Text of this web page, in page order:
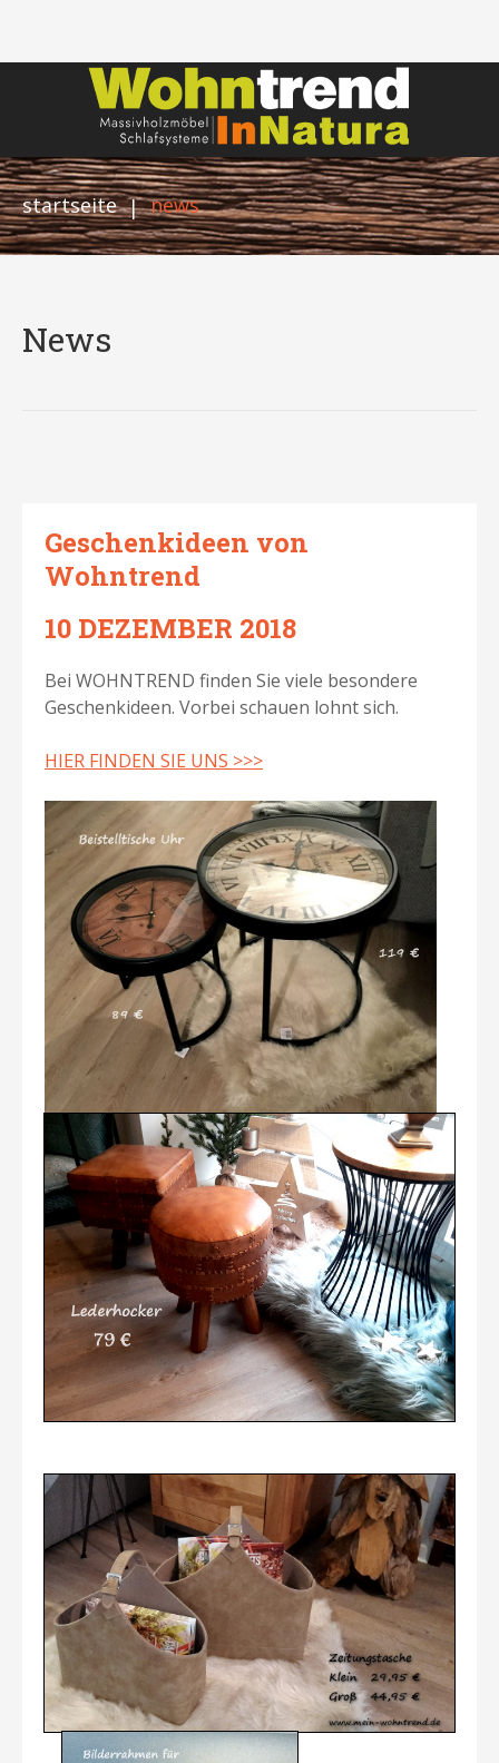
startseite | news
News
Geschenkideen von
Wohntrend
10 DEZEMBER 2018
Bei WOHNTREND finden Sie viele besondere
Geschenkideen. Vorbei schauen lohnt sich.
HIER FINDEN SIE UNS >>>